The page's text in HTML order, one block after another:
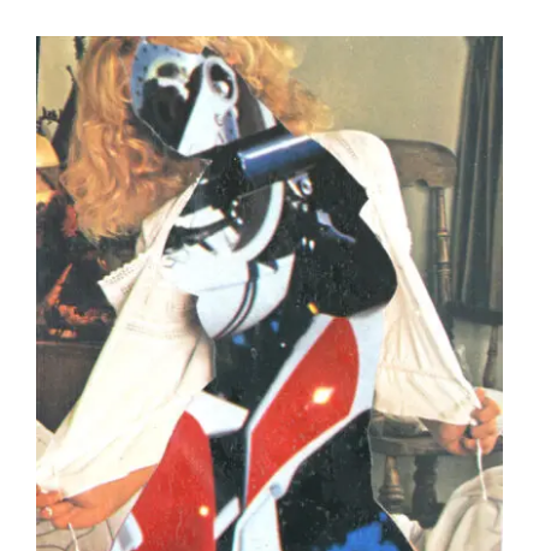
Jean-Pierre Le Boul’ch – Femme
mécanique n°8